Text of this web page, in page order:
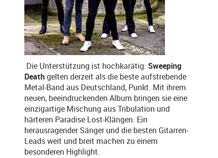
Die Unterstützung ist hochkarätig: Sweeping
Deathgelten derzeit als die beste aufstrebende
Metal-Band aus Deutschland, Punkt. Mit ihrem
neuen, beeindruckenden Album bringen sie eine
einzigartige Mischung aus Tribulation und
härteren Paradise Lost-Klängen. Ein
herausragender Sänger und die besten Gitarren-
Leads weit und breit machen zu einem
besonderen Highlight.